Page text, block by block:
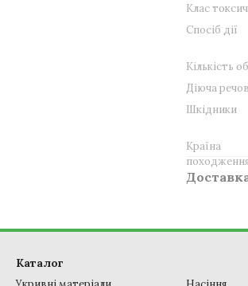
Клас
Спосіб дії
Кількість
Діюча
Шкідники
Країна
Каталог